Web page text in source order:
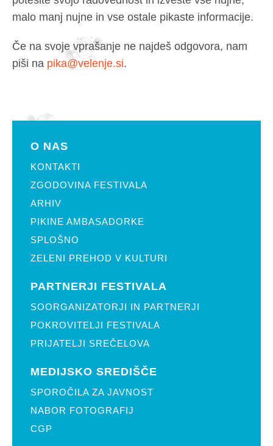
malo manj nujne in vse ostale pikaste informacije.
Če na svoje vprašanje ne najdeš odgovora, nam
piši na pika@velenje.si.
O NAS
KONTAKTI
ZGODOVINA FESTIVALA
ARHIV
PIKINE AMBASADORKE
SPLOŠNO
ZELENI PREHOD V KULTURI
PARTNERJI FESTIVALA
SOORGANIZATORJI IN PARTNERJI
POKROVITELJI FESTIVALA
PRIJATELJI SREČELOVA
MEDIJSKO SREDIŠČE
SPOROČILA ZA JAVNOST
NABOR FOTOGRAFIJ
CGP